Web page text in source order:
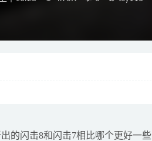
的闪击8和闪击7相比哪个更好一些
2019-01-26